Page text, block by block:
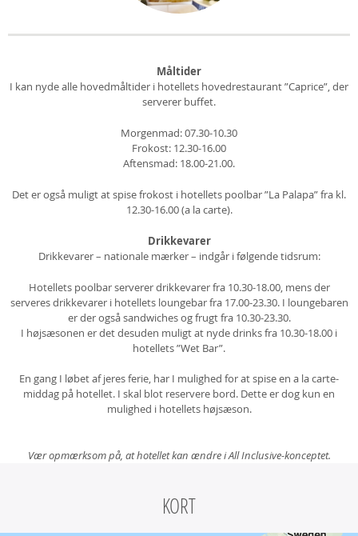
Måltider
I kan nyde alle hovedmåltider i hotellets hovedrestaurant ”Caprice”, der
serverer buffet.
Morgenmad: 07.30-10.30
Frokost: 12.30-16.00
Aftensmad: 18.00-21.00.
Det er også muligt at spise frokost i hotellets poolbar ”La Palapa” fra kl.
12.30-16.00 (a la carte).
Drikkevarer
Drikkevarer – nationale mærker – indgår i følgende tidsrum:
Hotellets poolbar serverer drikkevarer fra 10.30-18.00, mens der
serveres drikkevarer i hotellets loungebar fra 17.00-23.30. I loungebaren
er der også sandwiches og frugt fra 10.30-23.30.
I højsæsonen er det desuden muligt at nyde drinks fra 10.30-18.00 i
hotellets ”Wet Bar”.
En gang I løbet af jeres ferie, har I mulighed for at spise en a la carte-
middag på hotellet. I skal blot reservere bord. Dette er dog kun en
mulighed i hotellets højsæson.
Vær opmærksom på, at hotellet kan ændre i All Inclusive-konceptet.
KORT